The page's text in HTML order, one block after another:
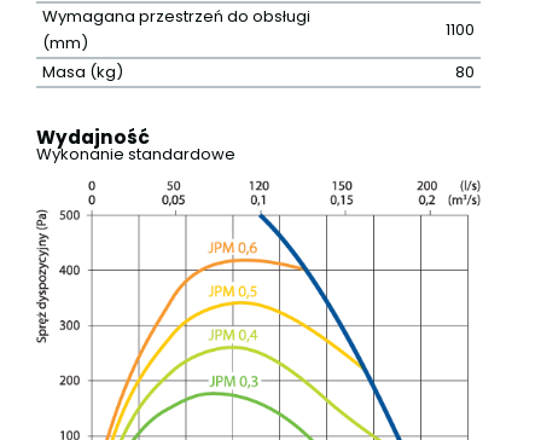
Wymagana przestrzeń do obsługi
(mm)
1100
Masa (kg)
80
Wydajność
Wykonanie standardowe